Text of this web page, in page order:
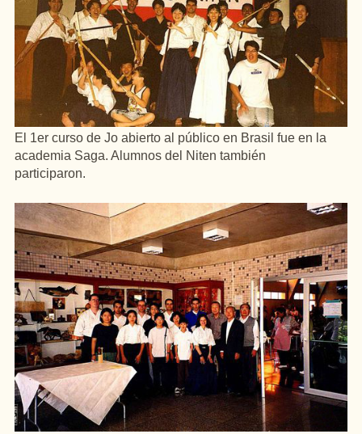
El 1er curso de Jo abierto al público en Brasil fue en la
academia Saga. Alumnos del Niten también
participaron.